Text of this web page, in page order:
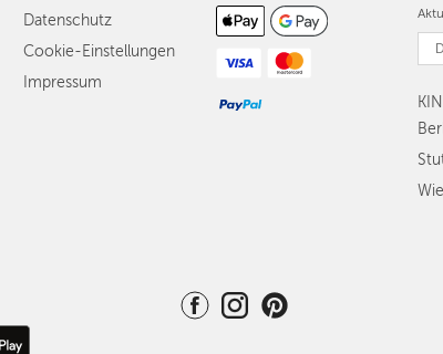
Datenschutz
Cookie-Einstellungen
Impressum